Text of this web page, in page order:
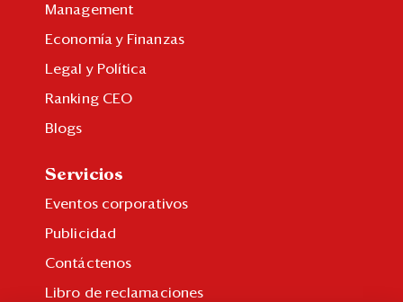
Management
Economía y Finanzas
Legal y Política
Ranking CEO
Blogs
Servicios
Eventos corporativos
Publicidad
Contáctenos
Libro de reclamaciones